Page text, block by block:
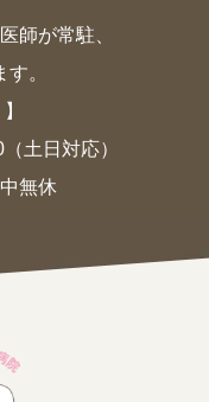
師が常駐、
。
土日対応）
無休